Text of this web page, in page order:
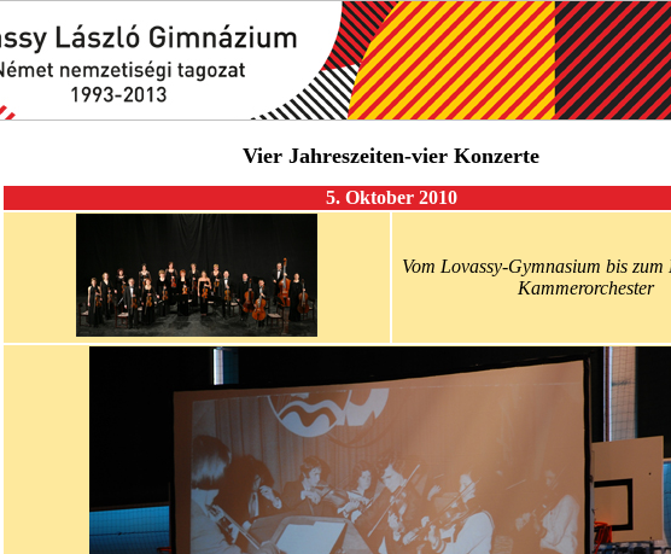
Vier Jahreszeiten-vier Konzerte
5. Oktober 2010
Vom Lovassy-Gymnasium bis zum
Kammerorchester